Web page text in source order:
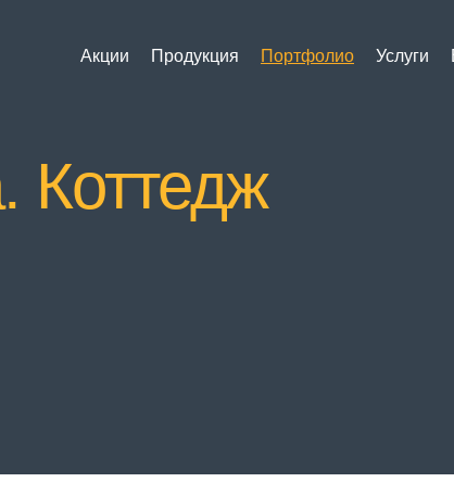
Акции Продукция Портфолио Услуги
Коттедж